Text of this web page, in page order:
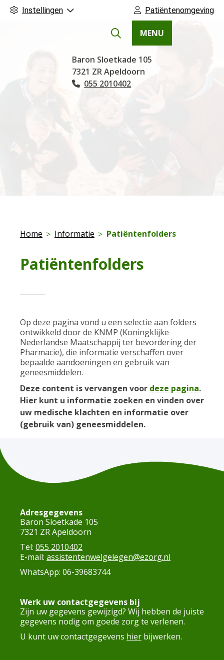
Instellingen Patiëntenomgeving
Hoofdmenu
MENU
Baron Sloetkade 105
7321 ZRApeldoorn
Tel:
055 2010402
Home Informatie Patiëntenfolders
Patiëntenfolders
Op deze pagina vond u een selectie aan folders
ontwikkeld door de KNMP (Koningklijke
Nederlandse Maatschappij ter bevordering der
Pharmacie), die informatie verschaffen over
bepaalde aandoeningen en gebruik van
geneesmiddelen.
Deze content is vervangen voor deze pagina.
Hier kunt u informatie zoeken en vinden over
uw medische klachten en informatie over
(gebruik van) geneesmiddelen.
Adresgegevens
Baron Sloetkade 105
7321 ZR Apeldoorn
Tel: 055 2010402
E-mail: assistentenwelgelegen@ezorg.nl
WhatsApp: 06-39683744
Werk uw contactgegevens bij
Zijn uw gegevens gewijzigd? Wij hebben de juiste
gegevens nodig om goede zorg te verlenen.
U kunt uw contactgegevens hier bijwerken.